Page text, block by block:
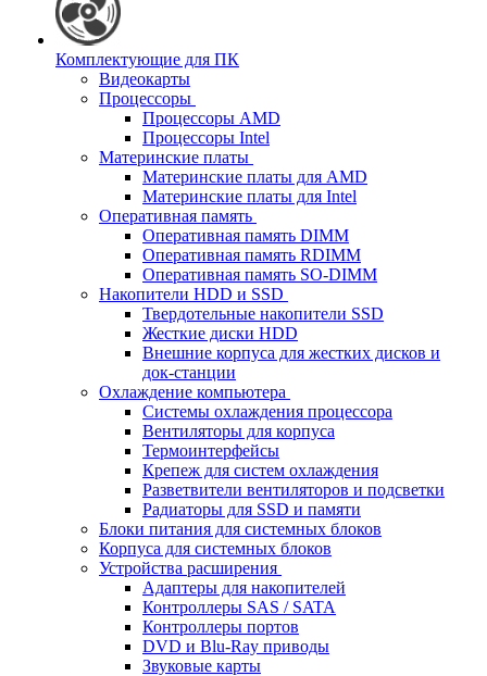
Комплектующие для ПК
Видеокарты
Процессоры
Процессоры AMD
Процессоры Intel
Материнские платы
Материнские платы для AMD
Материнские платы для Intel
Оперативная память
Оперативная память DIMM
Оперативная память RDIMM
Оперативная память SO-DIMM
Накопители HDD и SSD
Твердотельные накопители SSD
Жесткие диски HDD
Внешние корпуса для жестких дисков и
док-станции
Охлаждение компьютера
Системы охлаждения процессора
Вентиляторы для корпуса
Термоинтерфейсы
Крепеж для систем охлаждения
Разветвители вентиляторов и подсветки
Радиаторы для SSD и памяти
Блоки питания для системных блоков
Корпуса для системных блоков
Устройства расширения
Адаптеры для накопителей
Контроллеры SAS / SATA
Контроллеры портов
DVD и Blu-Ray приводы
Звуковые карты